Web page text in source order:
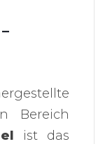
Bereich
ist das